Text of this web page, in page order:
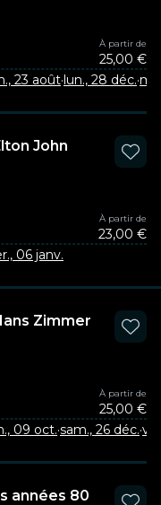
À partir de
25,00 €
23 août·lun., 28 déc.·
John
À partir de
23,00 €
06 janv.
Zimmer
À partir de
25,00 €
09 oct.·sam., 26 déc.·
années 80